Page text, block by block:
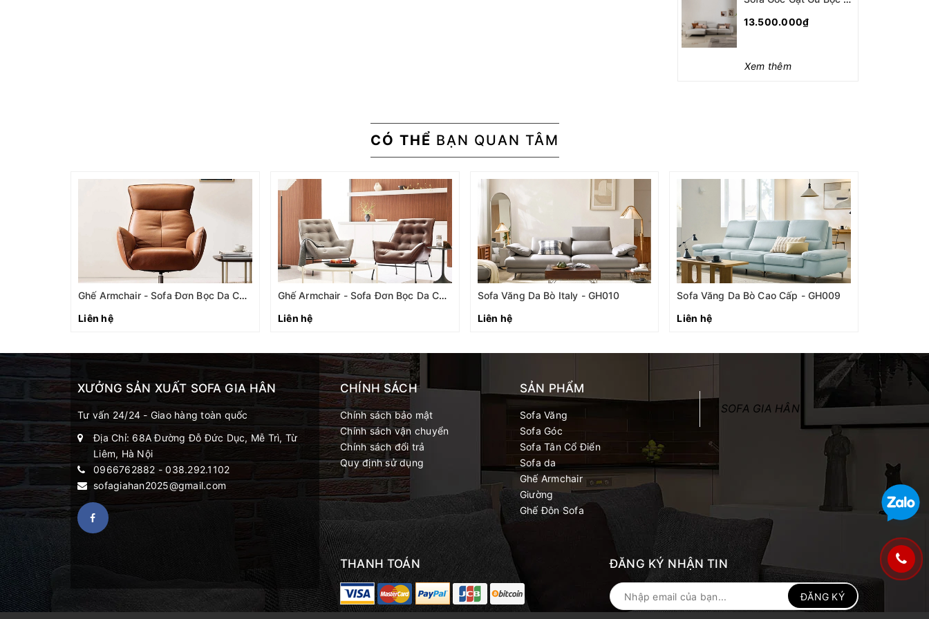
13.500.000₫
Xem thêm
CÓ THỂ BẠN QUAN TÂM
Ghế Armchair - Sofa Đơn Bọc Da Cao Cấp AC-007
Liên hệ
Ghế Armchair - Sofa Đơn Bọc Da Cao Cấp AC-005
Liên hệ
Sofa Văng Da Bò Italy - GH010
Liên hệ
Sofa Văng Da Bò Cao Cấp - GH009
Liên hệ
XƯỞNG SẢN XUẤT SOFA GIA HÂN
Tư vấn 24/24 - Giao hàng toàn quốc
Địa Chỉ: 68A Đường Đỗ Đức Dục, Mễ Trì, Từ
Liêm, Hà Nội
0966762882 -038.292.1102
sofagiahan2025@gmail.com
CHÍNH SÁCH
Chính sách bảo mật
Chính sách vận chuyển
Chính sách đổi trả
Quy định sử dụng
SẢN PHẨM
Sofa Văng
Sofa Góc
Sofa Tân Cổ Điển
Sofa da
Ghế Armchair
Giường
Ghế Đôn Sofa
SOFA GIA HÂN
THANH TOÁN ĐĂNG KÝ NHẬN TIN
ĐĂNG KÝ